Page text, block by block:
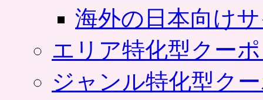
海外の日本向け
エリア特化型クー
ジャンル特化型ク